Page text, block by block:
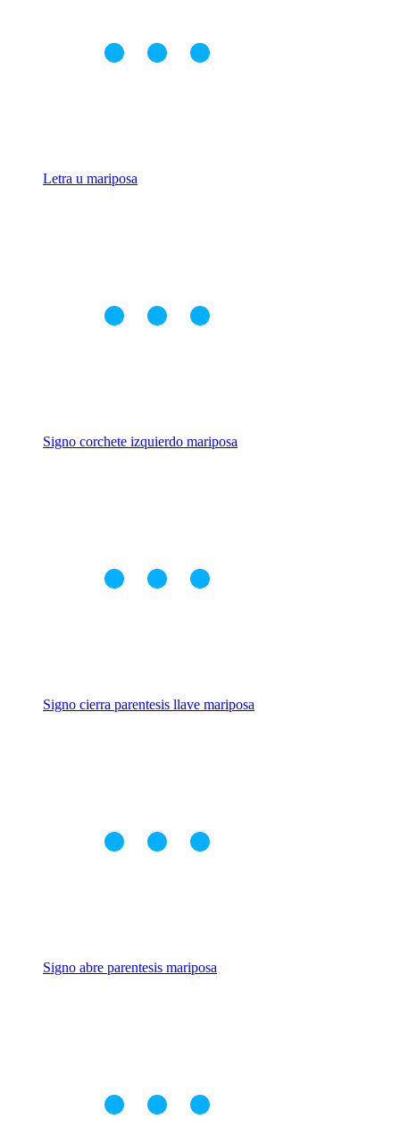
Letra u mariposa
Signo corchete izquierdo mariposa
Signo cierra parentesis llave mariposa
Signo abre parentesis mariposa